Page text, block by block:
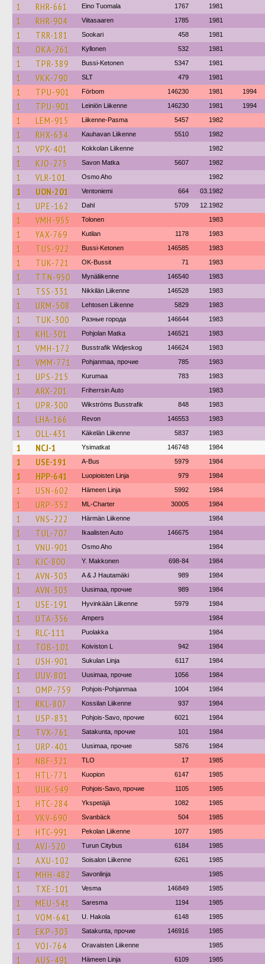
1 RHR-661 Eino Tuomala 1767 1981
1 RHR-904 Viitasaaren 1785 1981
1 TRR-181 Sookari 458 1981
1 OKA-261 Kyllonen 532 1981
1 TPR-389 Bussi-Ketonen 5347 1981
1 VKK-790 SLT 479 1981
1 TPU-901 Förbom 146230 1981 1994
1 TPU-901 Leiniön Liikenne 146230 1981 1994
1 LEM-915 Liikenne-Pasma 5457 1982
1 RHX-634 Kauhavan Liikenne 5510 1982
1 VPX-401 Kokkolan Liikenne 1982
1 KJO-275 Savon Matka 5607 1982
1 VLR-101 Osmo Aho 1982
1 UON-201 Ventoniemi 664 03.1982
1 UPE-162 Dahl 5709 12.1982
1 VMH-955 Tolonen 1983
1 YAX-769 Kutilan 1178 1983
1 TUS-922 Bussi-Ketonen 146585 1983
1 TUK-721 OK-Bussit 71 1983
1 TTN-950 Mynäliikenne 146540 1983
1 TSS-331 Nikkilän Liikenne 146528 1983
1 URM-508 Lehtosen Liikenne 5829 1983
1 TUK-300 Разные города 146644 1983
1 KHL-301 Pohjolan Matka 146521 1983
1 VMH-172 Busstrafik Widjeskog 146624 1983
1 VMM-771 Pohjanmaa, прочие 785 1983
1 UPS-215 Kurumaa 783 1983
1 ARX-201 Friherrsin Auto 1983
1 UPR-300 Wikströms Busstrafik 848 1983
1 LHA-166 Revon 146553 1983
1 OLL-431 Käkelän Liikenne 5837 1983
1 NCJ-1 Ysimatkat 146748 1984
1 USE-191 A-Bus 5979 1984
1 HPP-641 Luopioisten Linja 979 1984
1 USN-602 Hämeen Linja 5992 1984
1 URP-352 ML-Charter 30005 1984
1 VNS-222 Härmän Liikenne 1984
1 TUL-707 Ikaalisten Auto 146675 1984
1 VNU-901 Osmo Aho 1984
1 KJC-800 Y. Makkonen 698-84 1984
1 AVN-303 A & J Hautamäki 989 1984
1 AVN-303 Uusimaa, прочие 989 1984
1 USE-191 Hyvinkään Liikenne 5979 1984
1 UTA-356 Ampers 1984
1 RLC-111 Puolakka 1984
1 TOB-101 Koiviston L 942 1984
1 USH-901 Sukulan Linja 6117 1984
1 UUV-801 Uusimaa, прочие 1056 1984
1 OMP-759 Pohjois-Pohjanmaa 1004 1984
1 RKL-807 Kossilan Liikenne 937 1984
1 USP-831 Pohjois-Savo, прочие 6021 1984
1 TVX-761 Satakunta, прочие 101 1984
1 URP-401 Uusimaa, прочие 5876 1984
1 NBF-321 TLO 17 1985
1 HTL-771 Kuopion 6147 1985
1 UUK-549 Pohjois-Savo, прочие 1105 1985
1 HTC-284 Ykspetäjä 1082 1985
1 VKV-690 Svanbäck 504 1985
1 HTC-991 Pekolan Liikenne 1077 1985
1 AVJ-520 Turun Citybus 6184 1985
1 AXU-102 Soisalon Liikenne 6261 1985
1 MHH-482 Savonlinja 1985
1 TXE-101 Vesma 146849 1985
1 MEU-541 Saresma 1194 1985
1 VOM-641 U. Hakola 6148 1985
1 EKP-303 Satakunta, прочие 146916 1985
1 VOJ-764 Oravaisten Liikenne 1985
1 AUS-491 Hämeen Linja 6109 1985